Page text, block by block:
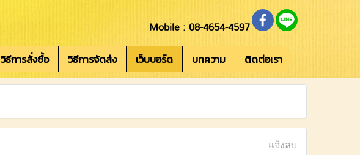
Mobile : 08-4654-4597
วิธีการสั่งซื้อ วิธีการจัดส่ง เว็บบอร์ด บทความ ติดต่อเรา
แจ้งลบ